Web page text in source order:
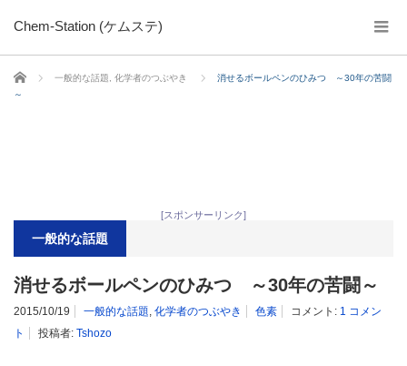
Chem-Station (ケムステ)
ホーム 一般的な話題 化学者のつぶやき
消せるボールペンのひみつ ～30年の苦闘
～
[スポンサーリンク]
一般的な話題
消せるボールペンのひみつ ～30年の苦闘～
2015/10/19 一般的な話題, 化学者のつぶやき 色素 コメント: 1 コメン
ト
投稿者: Tshozo